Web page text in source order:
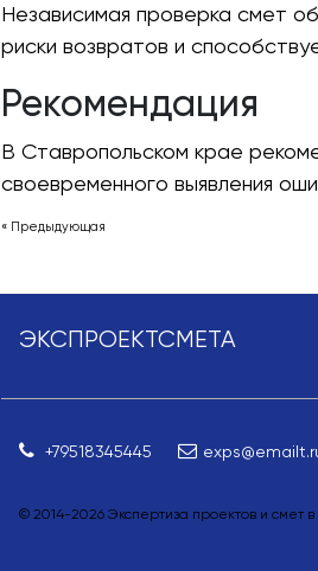
Независимая проверка смет
риски возвратов и
Рекомендация
В Ставропольском крае
своевременного выявления
« Предыдующая
ЭКСПРОЕКТСМЕТА
+79518345445
© 2014-2026 Экспертиза проектов и смет